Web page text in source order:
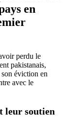
en
perdu le
pakistanais,
éviction en
avec le
leur soutien